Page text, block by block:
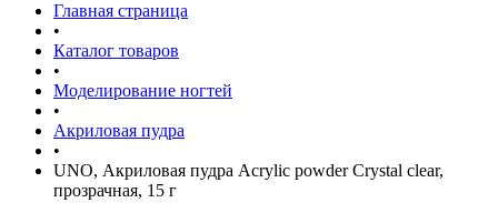
Главная страница
•
Каталог товаров
•
Моделирование ногтей
•
Акриловая пудра
•
UNO, Акриловая пудра Acrylic powder Сrystal clear,
прозрачная, 15 г